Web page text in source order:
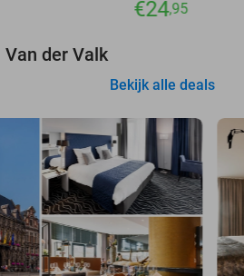
€24,95
der Valk
Bekijk alle deals